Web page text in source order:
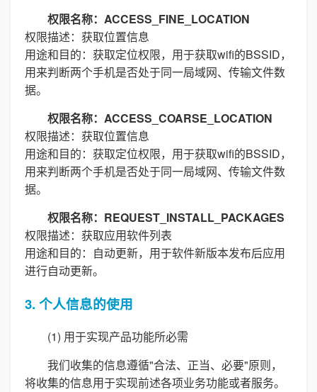
权限名称：ACCESS_FINE_LOCATION
权限描述：获取位置信息
用途和目的：获取定位权限，用于获取wifi的BSSID，
用来判断两个手机是否处于同一局域网、传输文件数
据。
权限名称：ACCESS_COARSE_LOCATION
权限描述：获取位置信息
用途和目的：获取定位权限，用于获取wifi的BSSID，
用来判断两个手机是否处于同一局域网、传输文件数
据。
权限名称：REQUEST_INSTALL_PACKAGES
权限描述：获取应用软件列表
用途和目的：自动更新，用于软件新版本发布后应用
进行自动更新。
3. 个人信息的使用
(1) 用于实现产品功能所必需
我们收集的信息遵循"合法、正当、必要"原则，
将收集的信息用于实现前述各项业务功能或者服务。